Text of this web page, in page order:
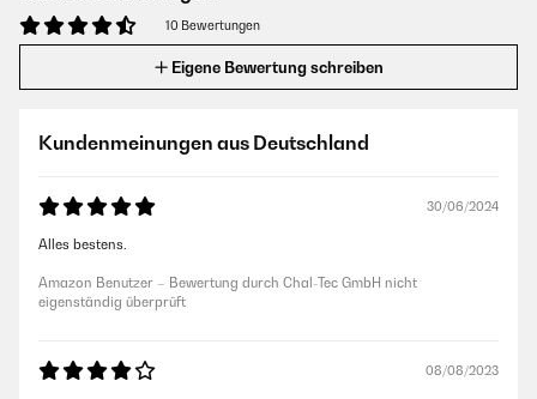
10 Bewertungen
Eigene Bewertung schreiben
Kundenmeinungen aus Deutschland
30/06/2024
Alles bestens.
Amazon Benutzer – Bewertung durch Chal-Tec GmbH nicht
eigenständig überprüft
08/08/2023